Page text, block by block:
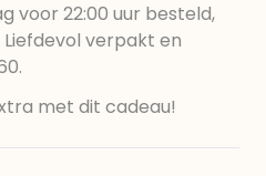
voor 22:00 uur besteld,
verpakt en
met dit cadeau!